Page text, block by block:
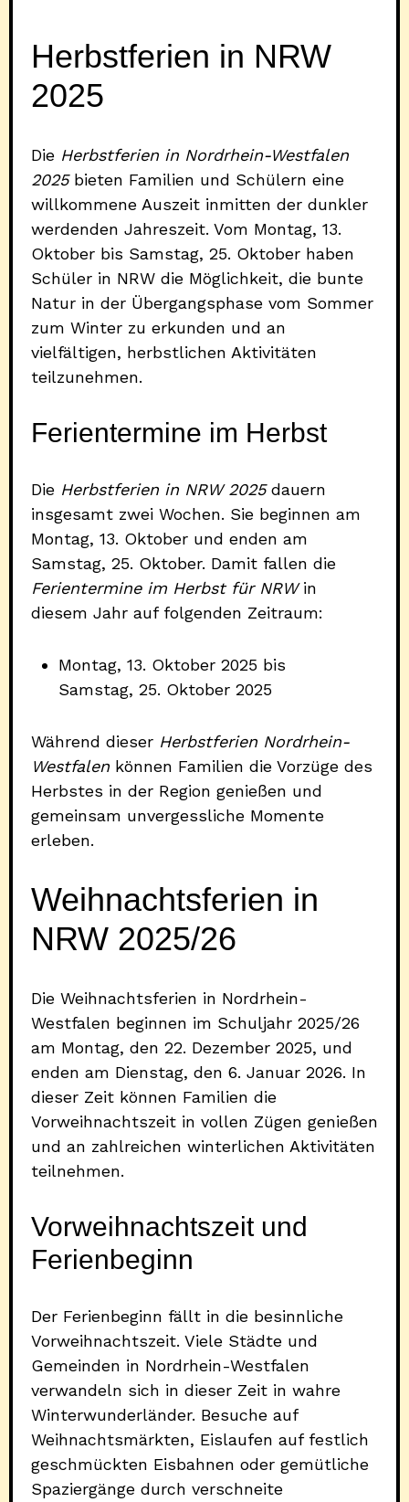
Herbstferien in NRW
2025
Die Herbstferien in Nordrhein-Westfalen
2025bieten Familien und Schülern eine
willkommene Auszeit inmitten der dunkler
werdenden Jahreszeit. Vom Montag, 13.
Oktober bis Samstag, 25. Oktober haben
Schüler in NRW die Möglichkeit, die bunte
Natur in der Übergangsphase vom Sommer
zum Winter zu erkunden und an
vielfältigen, herbstlichen Aktivitäten
teilzunehmen.
Ferientermine im Herbst
Die Herbstferien in NRW 2025dauern
insgesamt zwei Wochen. Sie beginnen am
Montag, 13. Oktober und enden am
Samstag, 25. Oktober. Damit fallen die
Ferientermine im Herbst für NRWin
diesem Jahr auf folgenden Zeitraum:
Montag, 13. Oktober 2025 bis
Samstag, 25. Oktober 2025
Während dieser Herbstferien Nordrhein-
Westfalenkönnen Familien die Vorzüge des
Herbstes in der Region genießen und
gemeinsam unvergessliche Momente
erleben.
Weihnachtsferien in
NRW 2025/26
Die Weihnachtsferien in Nordrhein-
Westfalen beginnen im Schuljahr 2025/26
am Montag, den 22. Dezember 2025, und
enden am Dienstag, den 6. Januar 2026. In
dieser Zeit können Familien die
Vorweihnachtszeit in vollen Zügen genießen
und an zahlreichen winterlichen Aktivitäten
teilnehmen.
Vorweihnachtszeit und
Ferienbeginn
Der Ferienbeginn fällt in die besinnliche
Vorweihnachtszeit. Viele Städte und
Gemeinden in Nordrhein-Westfalen
verwandeln sich in dieser Zeit in wahre
Winterwunderländer. Besuche auf
Weihnachtsmärkten, Eislaufen auf festlich
geschmückten Eisbahnen oder gemütliche
Spaziergänge durch verschneite